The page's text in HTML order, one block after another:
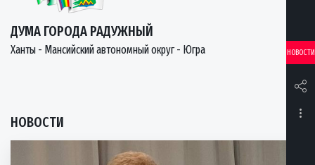
ДУМА ГОРОДА РАДУЖНЫЙ
Ханты - Мансийский автономный округ - Югра НОВОСТИ
НОВОСТИ